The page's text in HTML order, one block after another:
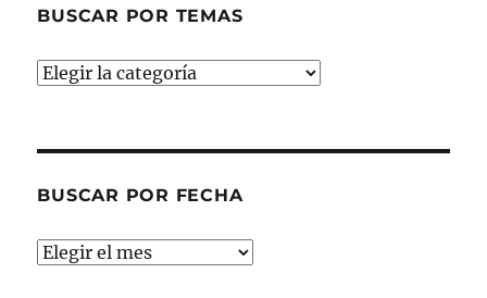
BUSCAR POR TEMAS
Buscar
BUSCAR POR FECHA
Buscar